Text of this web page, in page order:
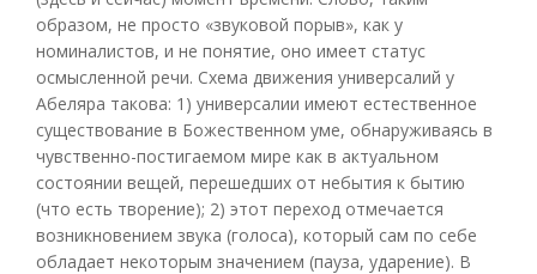
образом, не просто «звуковой порыв», как у
номиналистов, и не понятие, оно имеет статус
осмысленной речи. Схема движения универсалий у
Абеляра такова: 1) универсалии имеют естественное
существование в Божественном уме, обнаруживаясь в
чувственно-постигаемом мире как в актуальном
состоянии вещей, перешедших от небытия к бытию
(что есть творение); 2) этот переход отмечается
возникновением звука (голоса), который сам по себе
обладает некоторым значением (пауза, ударение). В